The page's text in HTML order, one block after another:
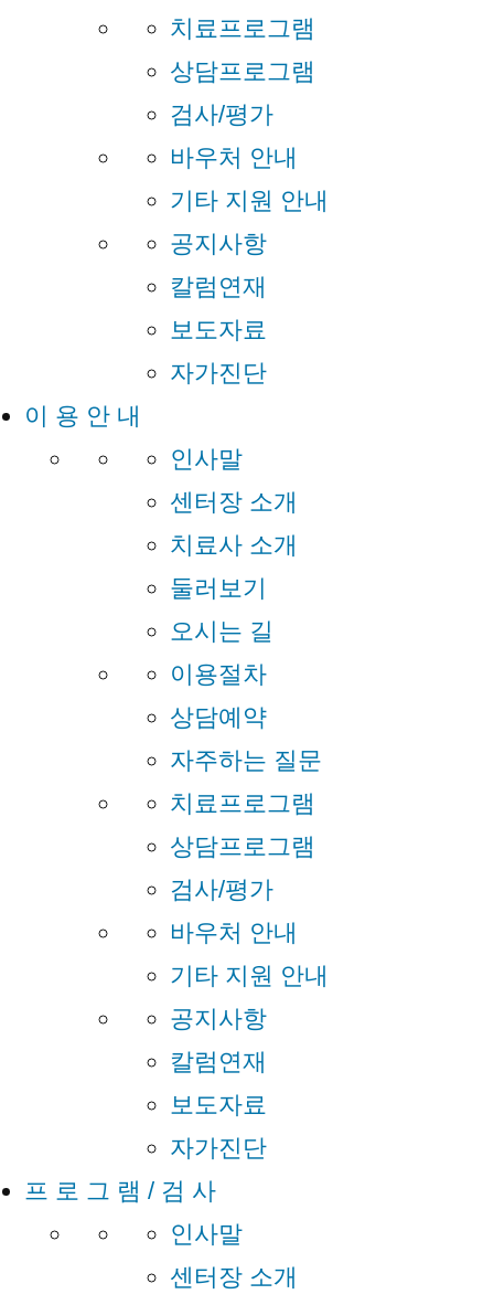
치료프로그램
상담프로그램
검사/평가
바우처 안내
기타 지원 안내
공지사항
칼럼연재
보도자료
자가진단
이 용 안 내
인사말
센터장 소개
치료사 소개
둘러보기
오시는 길
이용절차
상담예약
자주하는 질문
치료프로그램
상담프로그램
검사/평가
바우처 안내
기타 지원 안내
공지사항
칼럼연재
보도자료
자가진단
프 로 그 램 / 검 사
인사말
센터장 소개